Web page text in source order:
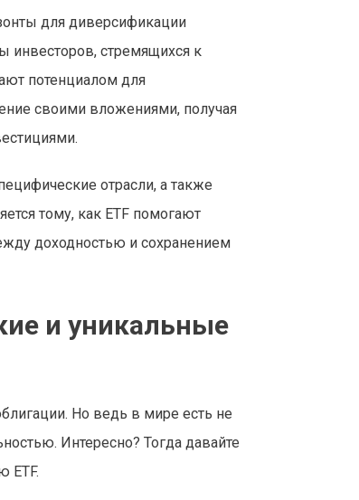
для диверсификации
инвесторов, стремящихся к
потенциалом для
своими вложениями, получая
отрасли, а также
тому, как ETF помогают
доходностью и сохранением
и уникальные
Но ведь в мире есть не
Интересно? Тогда давайте
ETF.